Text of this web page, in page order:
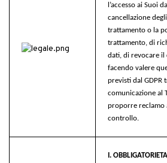
l’accesso ai Suoi
cancellazione
trattamento o la
trattamento, di
dati, di revocare il
facendo valere
previsti dal GDPR
comunicazione al
proporre reclamo
controllo.
I.